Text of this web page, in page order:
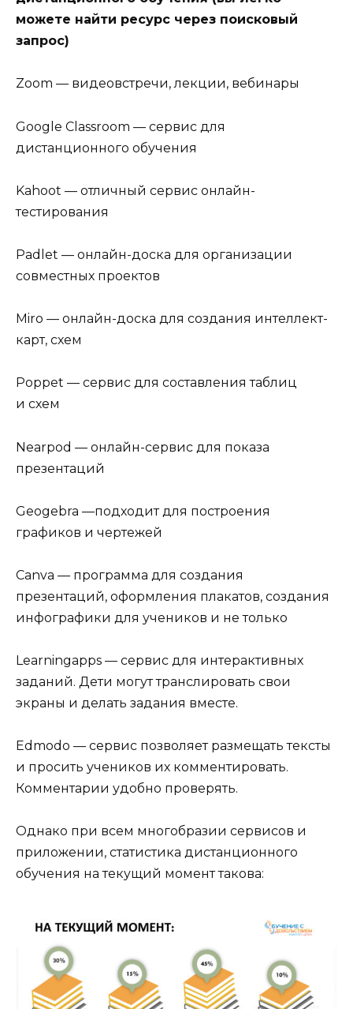
можете найти ресурс через поисковый
запрос)
Zoom — видеовстречи, лекции, вебинары
Google Classroom — сервис для
дистанционного обучения
Kahoot — отличный сервис онлайн-
тестирования
Padlet — онлайн-доска для организации
совместных проектов
Miro — онлайн-доска для создания интеллект-
карт, схем
Poppet — сервис для составления таблиц
и схем
Nearpod — онлайн-сервис для показа
презентаций
Geogebra —подходит для построения
графиков и чертежей
Canva — программа для создания
презентаций, оформления плакатов, создания
инфографики для учеников и не только
Learningapps — сервис для интерактивных
заданий. Дети могут транслировать свои
экраны и делать задания вместе.
Edmodo — сервис позволяет размещать тексты
и просить учеников их комментировать.
Комментарии удобно проверять.
Однако при всем многобразии сервисов и
приложении, статистика дистанционного
обучения на текущий момент такова: